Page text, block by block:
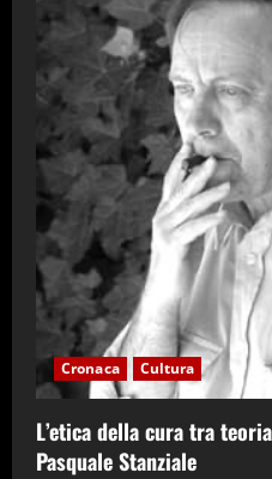
Cronaca Cultura
L’etica della cura tra
Pasquale Stanziale